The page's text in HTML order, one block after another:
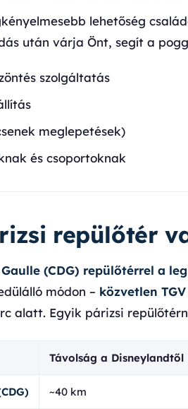
lehetőség
után várja Önt, segít a
szolgáltatás
meglepetések)
és csoportoknak
repülőtér
(CDG) repülőtérrel a
módon – közvetlen TGV
alatt. Egyik párizsi
Távolság a Disneylandtől
~40 km